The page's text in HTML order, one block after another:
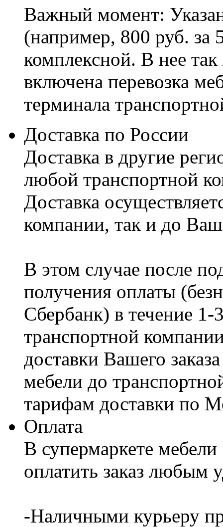
Важный момент:
(например, 800 руб. за
комплексной. В нее
включена перевозка
терминала
Доставка по России
Доставка в другие
любой транспортной
Доставка
компании, так и до
В этом случае после
получения оплаты
Сбербанк) в течение
транспортной
доставки Вашего
мебели до
тарифам доставки по
Оплата
В супермаркете
оплатить заказ любым
-Наличными курьеру